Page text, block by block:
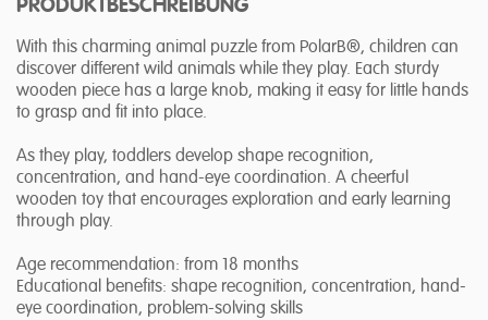
PRODUKTBESCHREIBUNG
With this charming animal puzzle from PolarB®, children can
discover different wild animals while they play. Each sturdy
wooden piece has a large knob, making it easy for little hands
to grasp and fit into place.
As they play, toddlers develop shape recognition,
concentration, and hand-eye coordination. A cheerful
wooden toy that encourages exploration and early learning
through play.
Age recommendation: from 18 months
Educational benefits: shape recognition, concentration, hand-
eye coordination, problem-solving skills